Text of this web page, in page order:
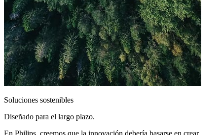
Soluciones sostenibles
Diseñado para el largo plazo.
En Philips, creemos que la innovación debería basarse en crear